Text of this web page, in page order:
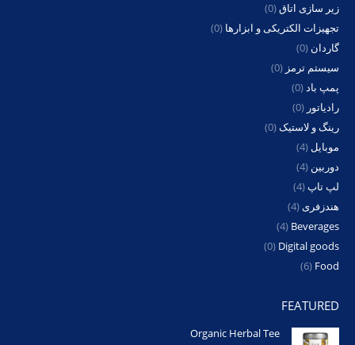
زیر سازی اتاق(0)
تجهیزات الکتریکی و ابزارها (0)
گاردان (0)
سیستم ترمز (0)
پمپ باد(0)
رادیاتور (0)
رینگ و لاستیک(0)
موبایل (4)
دوربین (4)
لپ تاپ(4)
هندزفری(4)
Beverages
(4)
Digital goods
(0)
Food
(6)
FEATURED
Organic Herbal Tee